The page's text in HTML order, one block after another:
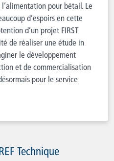
pour bétail. Le
d’espoirs en cette
d’un projet FIRST
de réaliser une étude in
le développement
et de commercialisation
pour le service
Technique